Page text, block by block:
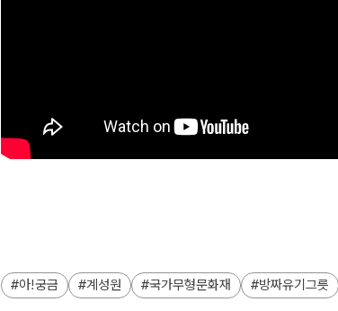
아!궁금 계성원 국가무형문화재 방짜유기그릇